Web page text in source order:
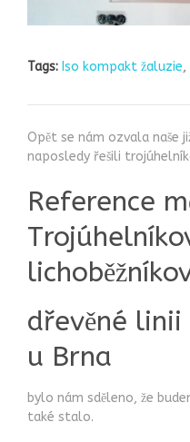
Tags: Iso kompakt žaluzie,
Opět se nám ozvala naše
naposledy řešili
Reference
dřevěné linii
u Brna
bylo nám sděleno, že
také stalo.